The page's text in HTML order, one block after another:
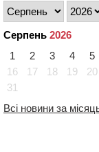
Серпень 2026
1
2 3 4 5
16
17 18 19 20
31
Всі новини за